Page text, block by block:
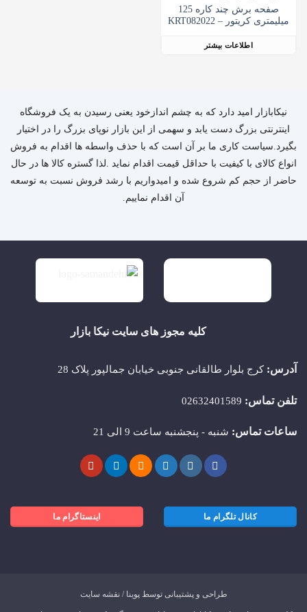
صفحه برش چند کاره 125
میلیمتری کریتور – KRT082022
اطلاعات بیشتر
نیکابازار امید دارد که به چشم اندازخود یعنی رسیدن به یک فروشگاه
اینترنتی بزرگ دست یابد و سهمی از این بازار نوپای بزرگ را در اختیار
بگیرد.سیاست کاری ما بر آن است که با حذف واسطه ها اقدام به فروش
انواع کالای با کیفیت با حداقل قیمت اقدام نماید .لذا گستره کالا ها در حال
حاضر از حجم کم شروع شده و امیدواریم با رشد فروش نسبت به توسعه
آن اقدام نماییم.
کلیه مجوز های سایت نیکا بازار
آدرس: کرج بلوار طالقانی جنوبی خیابان جمالپور پلاک 28
تلفن تماس: 02632401589
ساعات تماس: شنبه - پنجشنبه ساعت 9 الی 21
کانال تلگرام ما اینستاگرام ما
طراحی و پشتیبانی توسطپوینا /نقشه سایت